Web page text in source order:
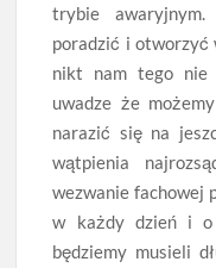
trybie
poradzić i otworzyć
nikt nam tego nie
uwadze że
narazić się na
wątpienia
wezwanie fachowej
w każdy dzień i o
będziemy musieli